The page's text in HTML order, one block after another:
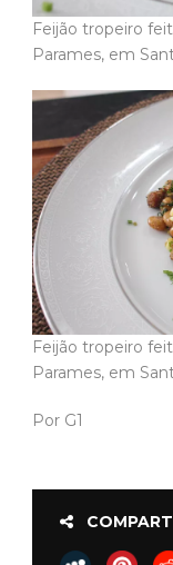
Feijão tropeiro
Parames, em
Feijão tropeiro
Parames, em
Por G1